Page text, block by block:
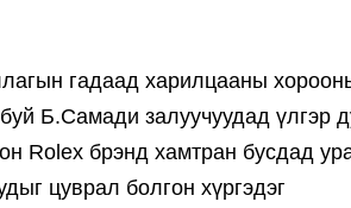
гадаад харилцааны
Б.Самади залуучуудад үлгэр
Rolex брэнд хамтран бусдад
цуврал болгон хүргэдэг